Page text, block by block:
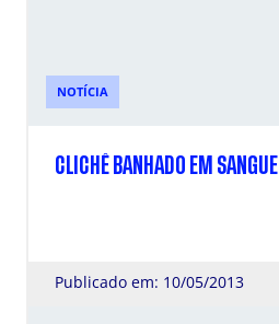
NOTÍCIA
CLICHÊ BANHADO EM SANGUE
Publicado em: 10/05/2013